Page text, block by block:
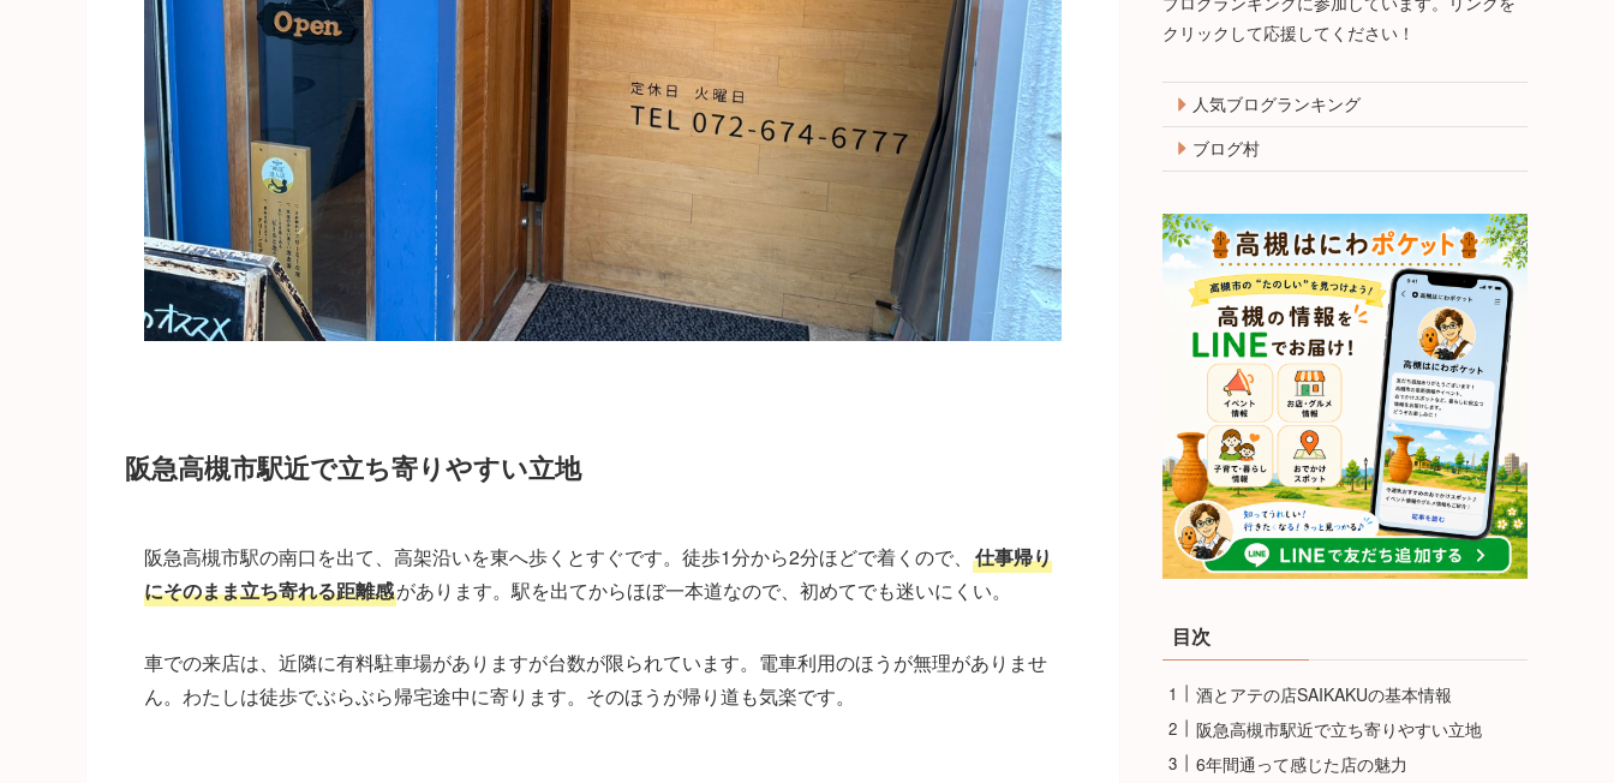
阪急高槻市駅近で立ち寄りやすい立地
阪急高槻市駅の南口を出て、高架沿いを東へ歩くとすぐです。徒歩1分から2分ほどで着くので、 仕事帰り
にそのまま立ち寄れる距離感があります。駅を出てからほぼ一本道なので、初めてでも迷いにくい。
車での来店は、近隣に有料駐車場がありますが台数が限られています。電車利用のほうが無理がありませ
ん。わたしは徒歩でぶらぶら帰宅途中に寄ります。そのほうが帰り道も気楽です。
クリックして応援してください！
人気ブログランキング
ブログ村
目次
酒とアテの店SAIKAKUの基本情報
阪急高槻市駅近で立ち寄りやすい立地
6年間通って感じた店の魅力